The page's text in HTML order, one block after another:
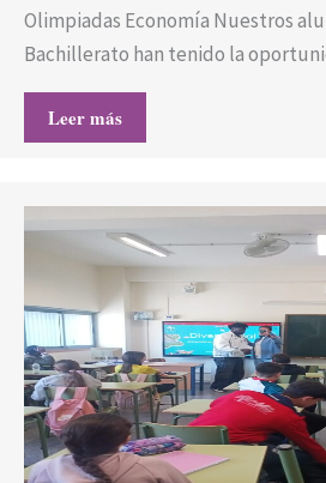
Olimpiadas Economía Nuestros
Bachillerato han tenido la
Leer más